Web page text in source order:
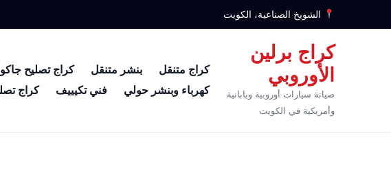
الشويخ الصناعية، الكويت
كراج برلين
الأوروبي
صيانة سيارات أوروبية ويابانية
وأمريكية في الكويت
كراج متنقل بنشر متنقل كراج تصليح جاكوا
كهرباء وبنشر حولي
فني تكيييف كراج